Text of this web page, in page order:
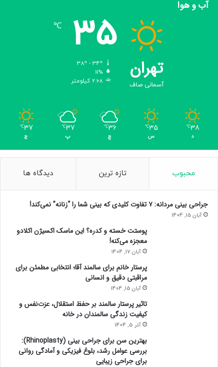
ر
ع
م
د
آب و هوا
تهران
آسمانی صاف
35
℃
11%
2.68 کیلومتر
38
℃
د
35
℃
س
36
℃
چ
37
℃
پ
37
℃
ج
محبوب تازه ترین دیدگاه ها
جراحی بینی مردانه: ۷ تفاوت کلیدی که بینی شما را “زنانه” نمی‌کند!
آبان 15, 1404
پوستت خسته و کدره؟ این ماسک اکسیژن اکلادو
معجزه می‌کنه!
آبان 17, 1404
پرستار خانم برای سالمند آقا؛ انتخابی مطمئن برای
مراقبتی دقیق و انسانی
آبان 15, 1404
تاثیر پرستار سالمند بر حفظ استقلال، عزت‌نفس و
کیفیت زندگی سالمندان در خانه
آذر 5, 1404
بهترین سن برای جراحی بینی (Rhinoplasty):
بررسی عوامل رشد، بلوغ فیزیکی و آمادگی روانی
برای جراحی زیبایی